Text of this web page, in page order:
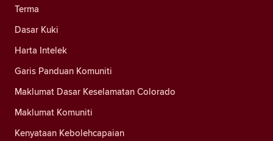
Terma
Dasar Kuki
Harta Intelek
Garis Panduan Komuniti
Maklumat Dasar Keselamatan Colorado
Maklumat Komuniti
Kenyataan Kebolehcapaian